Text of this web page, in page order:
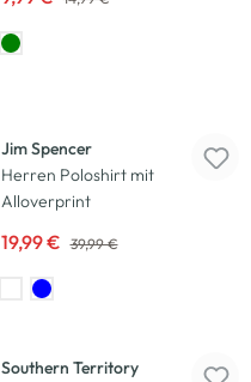
Jim Spencer
Herren Poloshirt mit
Alloverprint
19,99 € 39,99 €
-50 %
Southern Territory